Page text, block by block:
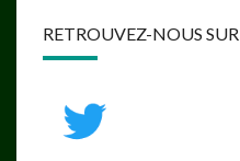
RETROUVEZ-NOUS SUR